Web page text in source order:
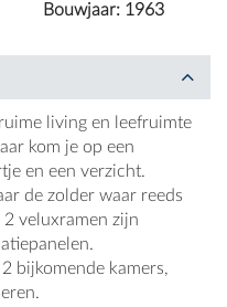
Bouwjaar: 1963
living en leefruimte
kom je op een
en een verzicht.
de zolder waar reeds
veluxramen zijn
bijkomende kamers,